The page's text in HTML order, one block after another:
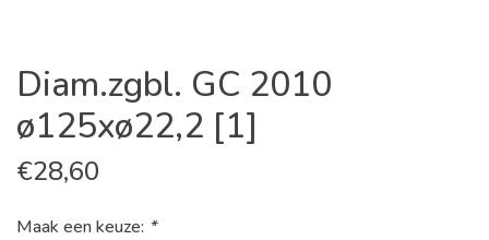
Diam.zgbl. GC 2010
ø125xø22,2 [1]
€28,60
Maak een keuze: *